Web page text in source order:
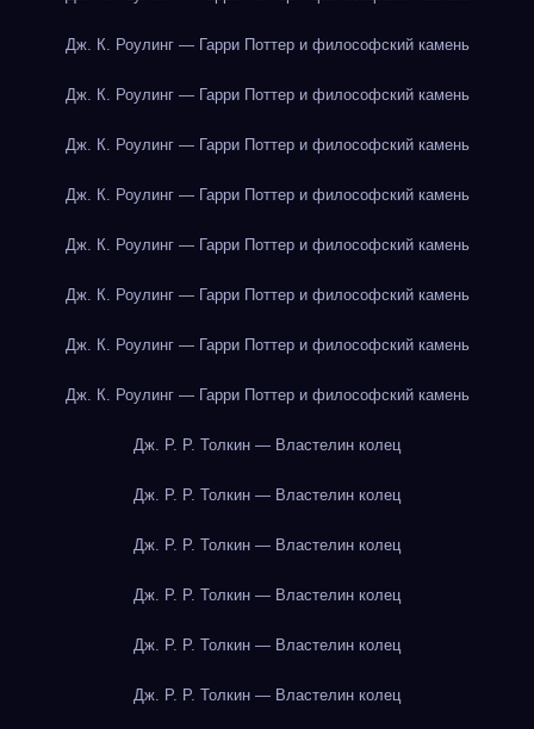
Дж. К. Роулинг — Гарри Поттер и философский камень
Дж. К. Роулинг — Гарри Поттер и философский камень
Дж. К. Роулинг — Гарри Поттер и философский камень
Дж. К. Роулинг — Гарри Поттер и философский камень
Дж. К. Роулинг — Гарри Поттер и философский камень
Дж. К. Роулинг — Гарри Поттер и философский камень
Дж. К. Роулинг — Гарри Поттер и философский камень
Дж. К. Роулинг — Гарри Поттер и философский камень
Дж. Р. Р. Толкин — Властелин колец
Дж. Р. Р. Толкин — Властелин колец
Дж. Р. Р. Толкин — Властелин колец
Дж. Р. Р. Толкин — Властелин колец
Дж. Р. Р. Толкин — Властелин колец
Дж. Р. Р. Толкин — Властелин колец